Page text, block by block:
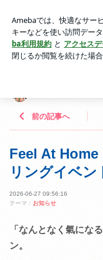
アプリをダウンロード
ょう。
前の記事へ
Feel At Home
リングイベン
2026-06-27 09:56:16
テーマ： お知らせ
「なんとなく氣にな
ン。